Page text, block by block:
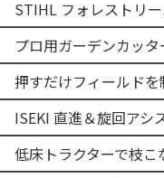
プロ用ガーデンカッ